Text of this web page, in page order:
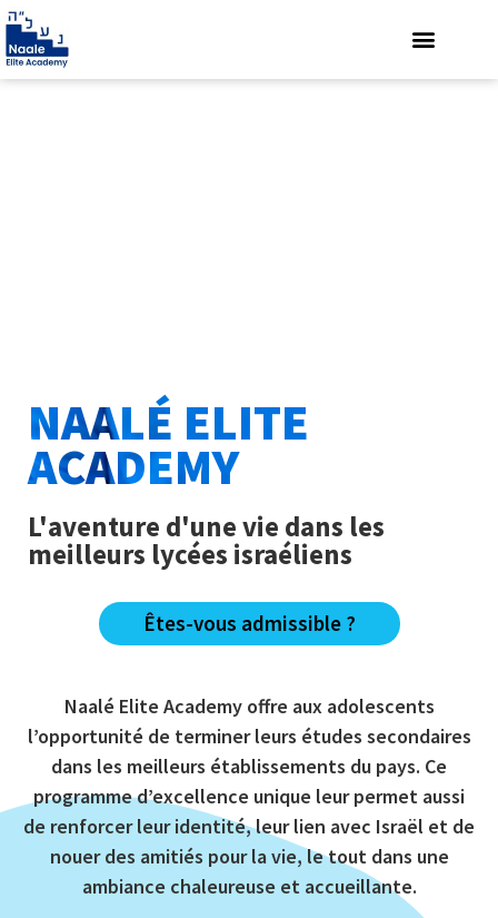
NAALÉ ELITE
ACADEMY
L'aventure d'une vie dans les
meilleurs lycées israéliens
Êtes-vous admissible ?
Naalé Elite Academy offre aux adolescents
l’opportunité de terminer leurs études secondaires
dans les meilleurs établissements du pays. Ce
programme d’excellence unique leur permet aussi
de renforcer leur identité, leur lien avec Israël et de
nouer des amitiés pour la vie, le tout dans une
ambiance chaleureuse et accueillante.